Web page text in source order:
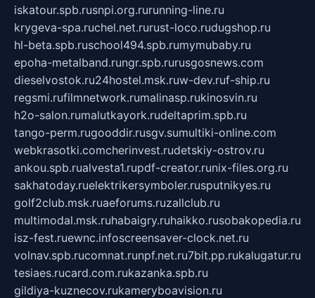
iskatour.spb.rusnpi.org.rurunning-line.ru
krygeva-spa.ruchel.net.rurust-loco.rudugshop.ru
hl-beta.spb.ruschool494.spb.rumymubaby.ru
epoha-metalband.rungr.spb.rurusgosnews.com
dieselvostok.ru24hostel.msk.ruw-dev.ruf-ship.ru
regsmi.rufilmnetwork.rumalinasp.rukinosvin.ru
h2o-salon.rumalutkayork.rudeltaprim.spb.ru
tango-perm.rugooddir.rusgv.sumultiki-online.com
webkrasotki.comcherinvest.rudetskiy-ostrov.ru
ankou.spb.rualvesta1.rupdf-creator.runix-files.org.ru
sakhatoday.ruelektrikersymboler.rusputnikyes.ru
golf2club.msk.ruaeforums.ruzallclub.ru
multimodal.msk.ruhabaigry.ruhaikko.rusobakopedia.ru
isz-fest.ruewnc.infoscreensaver-clock.net.ru
volnav.spb.rucomnat.runpf.net.ru7bit.pp.rukalugatur.ru
tesiaes.rucard.com.rukazanka.spb.ru
gildiya-kuznecov.rukameryboavision.ru